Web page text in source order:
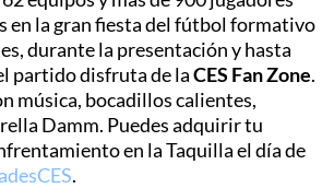
en la gran fiesta del fútbol formativo
durante la presentación y hasta
partido disfruta de laCES Fan Zone.
música, bocadillos calientes,
Damm. Puedes adquirir tu
en la Taquilla el día de
.